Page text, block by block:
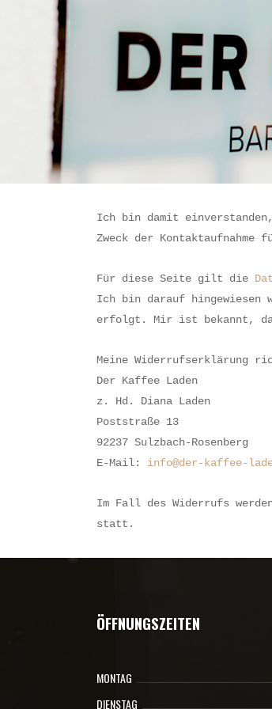
Ich bin damit einverstanden,
Zweck der
Für diese Seite gilt die
Ich bin darauf hingewiesen
erfolgt. Mir ist bekannt,
Meine Widerrufserklärung
Der Kaffee Laden
z. Hd. Diana Laden
Poststraße 13
92237 Sulzbach-Rosenberg
E-Mail: info@der-kaffee-
Im Fall des Widerrufs
statt.
ÖFFNUNGSZEITEN
MONTAG
DIENSTAG